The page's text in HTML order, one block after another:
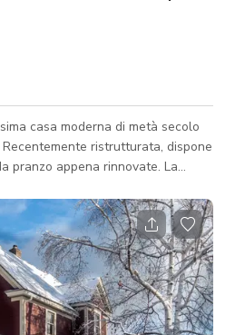
casa moderna di metà secolo
ristrutturata, dispone
pranzo appena rinnovate. La
luce naturale riempie
un'atmosfera luminosa e
ampio spazio per attrezzature